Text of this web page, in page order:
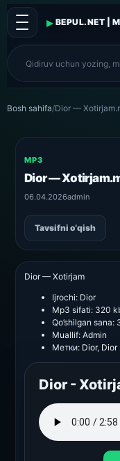
▸ BEPUL.NET |
Bosh sahifa/Dior —
MP3
Dior —
06.04.2026admin
Tavsifni o‘qish
Dior — Xotirjam
Ijrochi: Dior
Mp3 sifati: 320
Qo’shilgan sana:
Muallif: Admin
Метки: Dior, Dior
Dior -